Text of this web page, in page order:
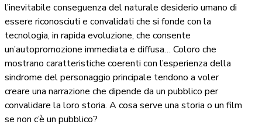
l’inevitabile conseguenza del naturale desiderio umano di
essere riconosciuti e convalidati che si fonde con la
tecnologia, in rapida evoluzione, che consente
un’autopromozione immediata e diffusa… Coloro che
mostrano caratteristiche coerenti con l’esperienza della
sindrome del personaggio principale tendono a voler
creare una narrazione che dipende da un pubblico per
convalidare la loro storia. A cosa serve una storia o un film
se non c’è un pubblico?